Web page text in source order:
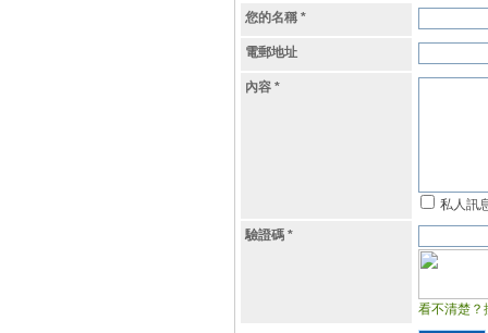
您的名稱 *
電郵地址
內容 *
私人訊
驗證碼 *
看不清楚？